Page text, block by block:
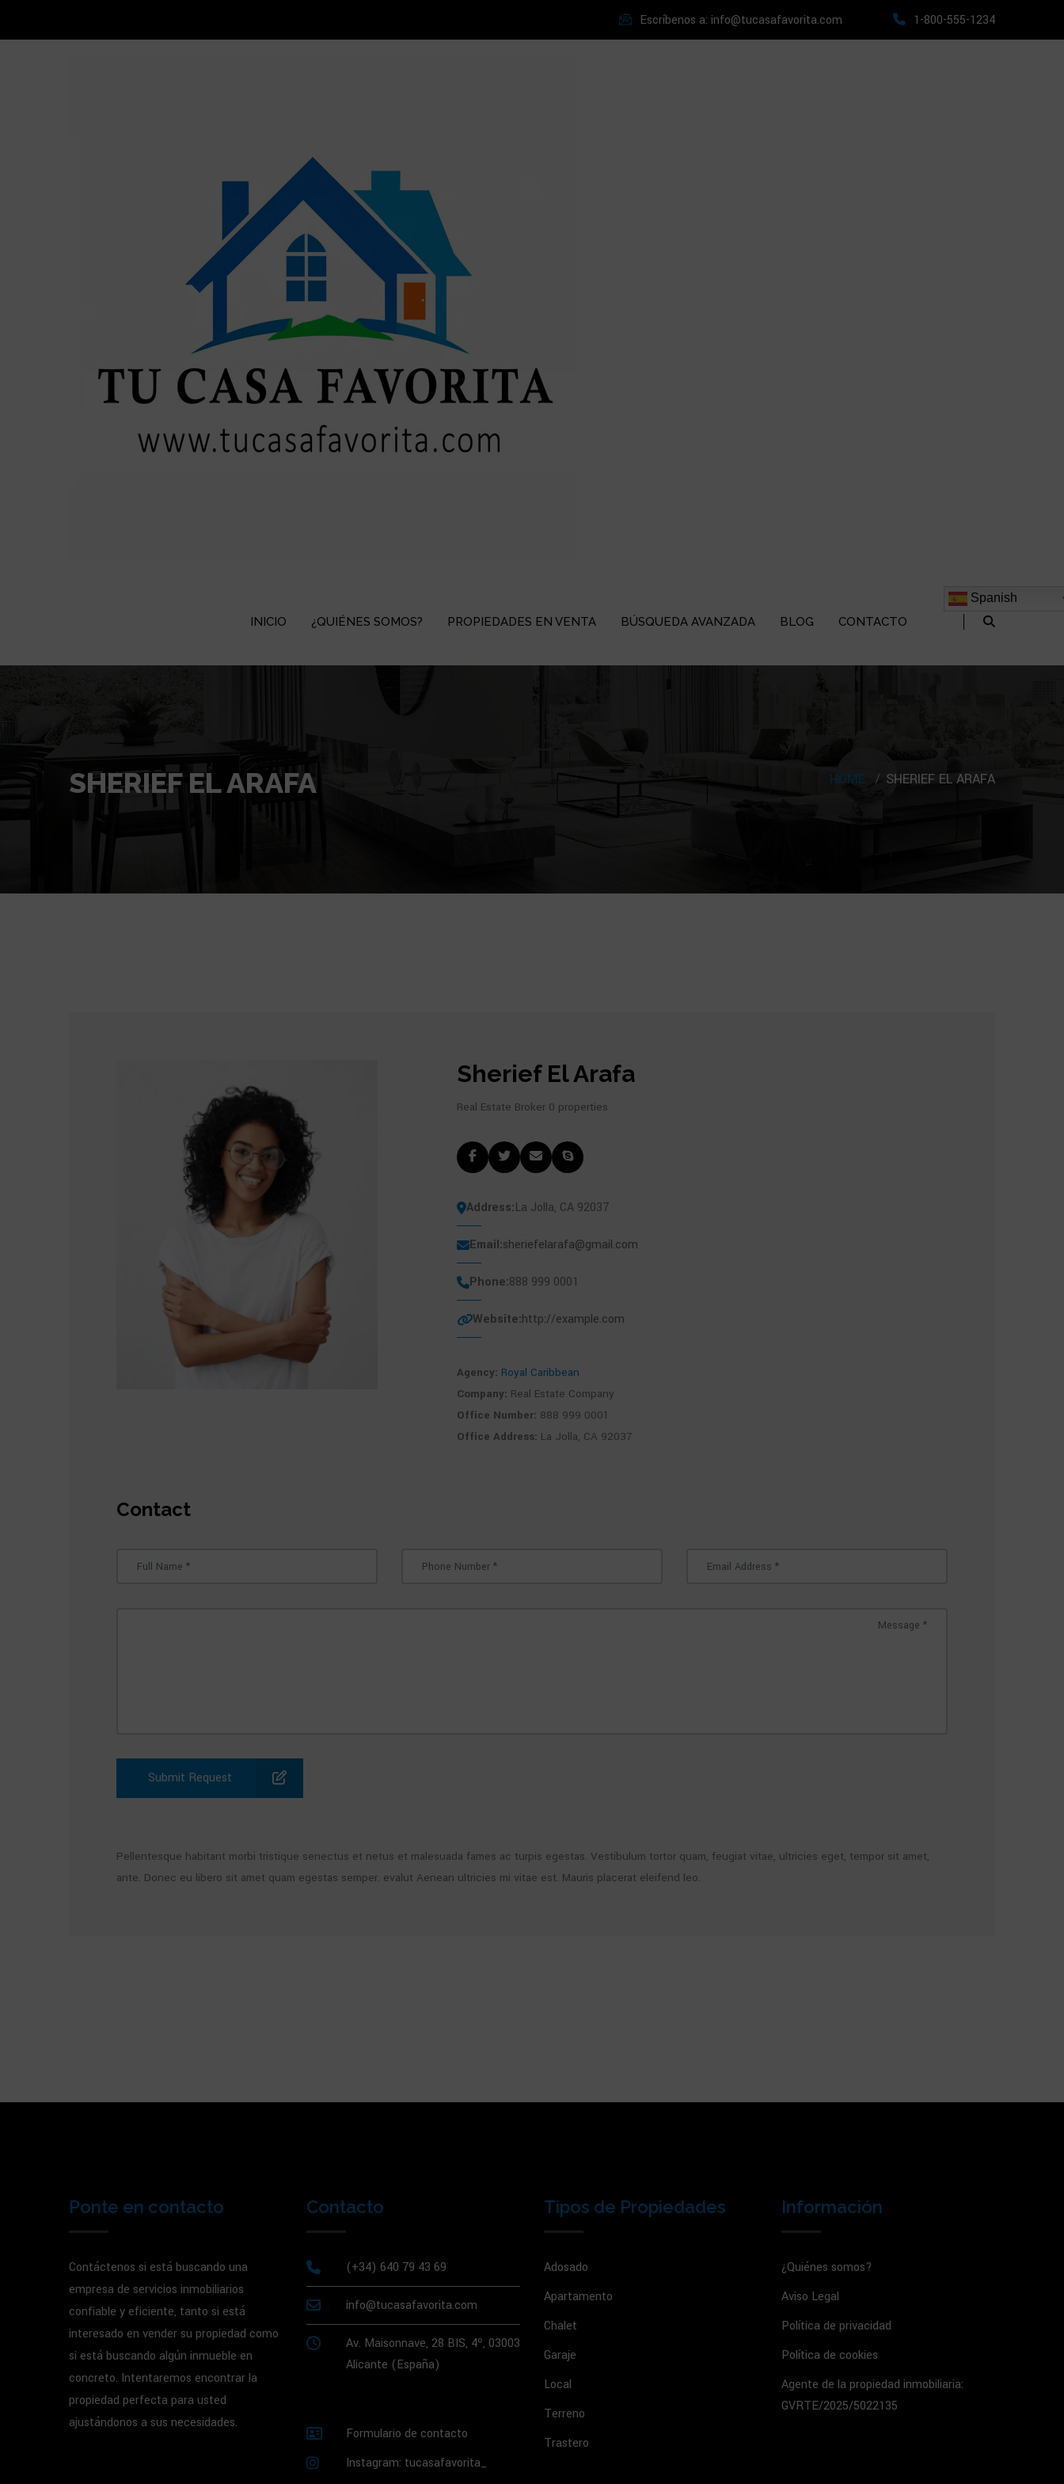
Escríbenos a: info@tucasafavorita.com 1-800-555-1234
INICIO ¿QUIÉNES SOMOS? PROPIEDADES EN VENTA BÚSQUEDA AVANZADA BLOG CONTACTO
Spanish
SHERIEF EL ARAFA HOME SHERIEF EL ARAFA
Sherief El Arafa
Real Estate Broker 0 properties
Address:La Jolla, CA 92037
Email:sheriefelarafa@gmail.com
Phone:888 999 0001
Website:http://example.com
Agency: Royal Caribbean
Company: Real Estate Company
Office Number: 888 999 0001
Office Address: La Jolla, CA 92037
Contact
Submit Request
Pellentesque habitant morbi tristique senectus et netus et malesuada fames ac turpis egestas. Vestibulum tortor quam, feugiat vitae, ultricies eget, tempor sit amet,
ante. Donec eu libero sit amet quam egestas semper. evalut Aenean ultricies mi vitae est. Mauris placerat eleifend leo.
Ponte en contacto
Contáctenos si está buscando una
empresa de servicios inmobiliarios
confiable y eficiente, tanto si está
interesado en vender su propiedad como
si está buscando algún inmueble en
concreto. Intentaremos encontrar la
propiedad perfecta para usted
ajustándonos a sus necesidades.
Contacto
(+34) 640 79 43 69
info@tucasafavorita.com
Av. Maisonnave, 28 BIS, 4º, 03003
Alicante (España)
Formulario de contacto
Instagram: tucasafavorita_
Tipos de Propiedades
Adosado
Apartamento
Chalet
Garaje
Local
Terreno
Trastero
Información
¿Quiénes somos?
Aviso Legal
Política de privacidad
Política de cookies
Agente de la propiedad inmobiliaria:
GVRTE/2025/5022135